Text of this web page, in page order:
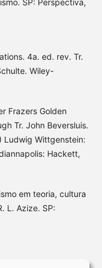
SP: Perspectiva,
4a. ed. rev. Tr.
Wiley-
Frazers Golden
Tr. John Beversluis.
Ludwig Wittgenstein:
Hackett,
em teoria, cultura
L. Azize. SP: